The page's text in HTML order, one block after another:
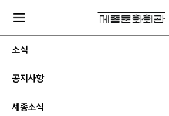
소식
공지사항
세종소식